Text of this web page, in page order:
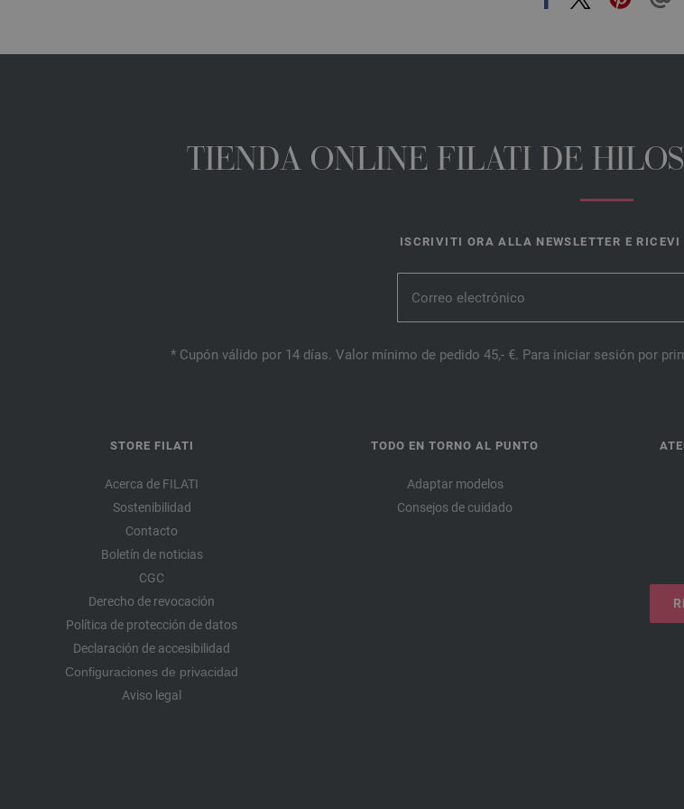
TIENDA ONLINE FILATI DE
ISCRIVITI ORA ALLA NEWSLETTER E
* Cupón válido por 14 días. Valor mínimo de pedido 45,- €. Para iniciar sesión por
STORE FILATI
Acerca de FILATI
Sostenibilidad
Contacto
Boletín de noticias
CGC
Derecho de revocación
Política de protección de datos
Declaración de accesibilidad
Configuraciones de privacidad
Aviso legal
TODO EN TORNO AL PUNTO
Adaptar modelos
Consejos de cuidado